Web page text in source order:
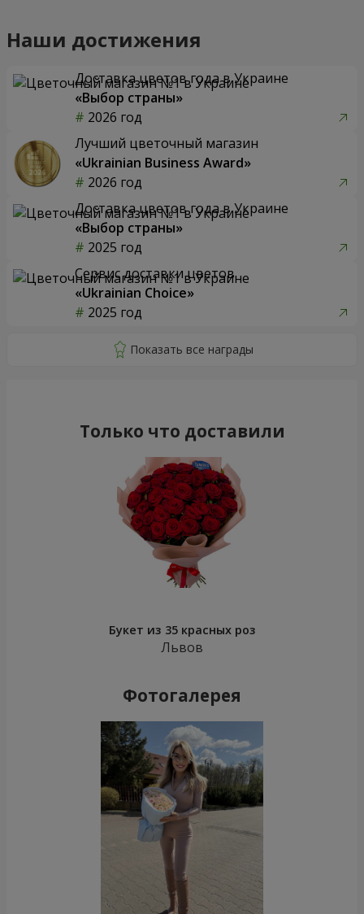
Наши достижения
Доставка цветов года в Украине
«Выбор страны»
2026 год
Лучший цветочный магазин
«Ukrainian Business Award»
2026 год
Доставка цветов года в Украине
«Выбор страны»
2025 год
Сервис доставки цветов
«Ukrainian Choice»
2025 год
Только что доставили
Букет из 35 красных роз
Львов
Фотогалерея